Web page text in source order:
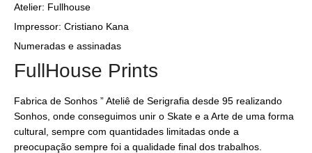
Atelier: Fullhouse
Impressor: Cristiano Kana
Numeradas e assinadas
FullHouse Prints
Fabrica de Sonhos ” Ateliê de Serigrafia desde 95 realizando
Sonhos, onde conseguimos unir o Skate e a Arte de uma forma
cultural, sempre com quantidades limitadas onde a
preocupação sempre foi a qualidade final dos trabalhos.